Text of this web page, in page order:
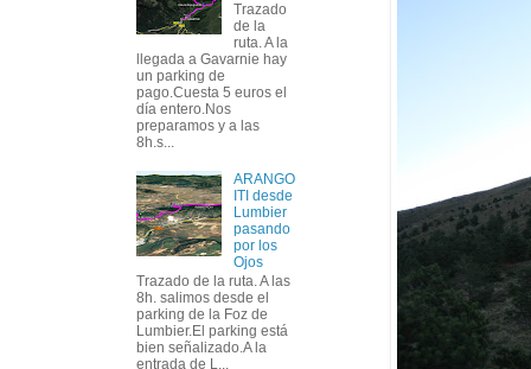
Trazado
de la
ruta. A la
llegada a Gavarnie hay
un parking de
pago.Cuesta 5 euros el
día entero.Nos
preparamos y a las
8h.s...
ARANGO
ITI desde
Lumbier
pasando
por los
Ojos
Trazado de la ruta. A las
8h. salimos desde el
parking de la Foz de
Lumbier.El parking está
bien señalizado.A la
entrada de L...